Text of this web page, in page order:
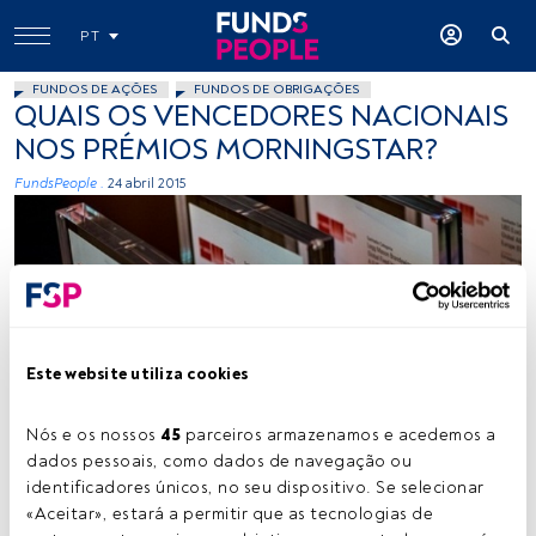
Este website utiliza cookies
Nós e os nossos 45 parceiros armazenamos e acedemos a
dados pessoais, como dados de navegação ou
identificadores únicos, no seu dispositivo. Se selecionar
«Aceitar», estará a permitir que as tecnologias de
PT
FUNDOS DE AÇÕES FUNDOS DE OBRIGAÇÕES
QUAIS OS VENCEDORES NACIONAIS
NOS PRÉMIOS MORNINGSTAR?
FundsPeople . 24 abril 2015
Tempo de leitura:1 min.